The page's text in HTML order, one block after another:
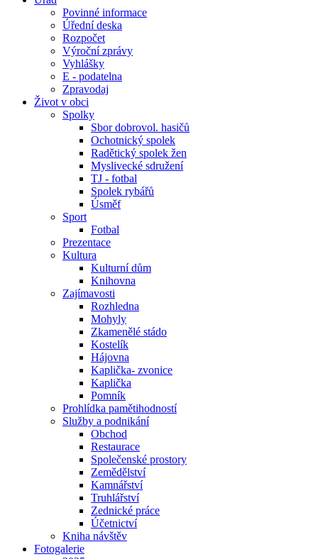
Povinné informace
Úřední deska
Rozpočet
Výroční zprávy
Vyhlášky
E - podatelna
Zpravodaj
Život v obci
Spolky
Sbor dobrovol. hasičů
Ochotnický spolek
Radětický spolek žen
Myslivecké sdružení
TJ - fotbal
Spolek rybářů
Úsměf
Sport
Fotbal
Prezentace
Kultura
Kulturní dům
Knihovna
Zajímavosti
Rozhledna
Mohyly
Zkamenělé stádo
Kostelík
Hájovna
Kaplička- zvonice
Kaplička
Pomník
Prohlídka pamětihodností
Služby a podnikání
Obchod
Restaurace
Společenské prostory
Zemědělství
Kamnářství
Truhlářství
Zednické práce
Účetnictví
Kniha návštěv
Fotogalerie